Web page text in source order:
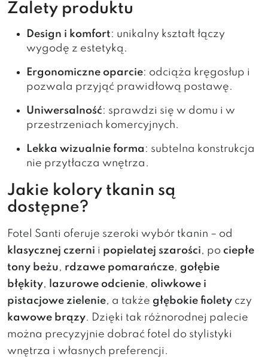
Zalety produktu
Design i komfort: unikalny kształt łączy
wygodę z estetyką.
Ergonomiczne oparcie: odciąża kręgosłup i
pozwala przyjąć prawidłową postawę.
Uniwersalność: sprawdzi się w domu i w
przestrzeniach komercyjnych.
Lekka wizualnie forma : subtelna konstrukcja
nie przytłacza wnętrza.
Jakie kolory tkanin są
dostępne?
Fotel Santi oferuje szeroki wybór tkanin – od
klasycznej czerni i popielatej szarości, po ciepłe
tony beżu, rdzawe pomarańcze, gołębie
błękity, lazurowe odcienie, oliwkowe i
pistacjowe zielenie, a także głębokie fiolety czy
kawowe brązy. Dzięki tak różnorodnej palecie
można precyzyjnie dobrać fotel do stylistyki
wnętrza i własnych preferencji.